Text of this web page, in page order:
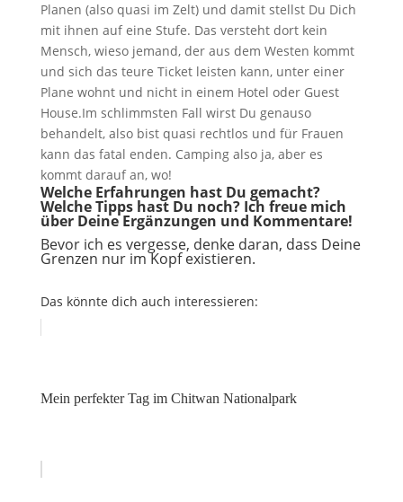
Planen (also quasi im Zelt) und damit stellst Du Dich
mit ihnen auf eine Stufe. Das versteht dort kein
Mensch, wieso jemand, der aus dem Westen kommt
und sich das teure Ticket leisten kann, unter einer
Plane wohnt und nicht in einem Hotel oder Guest
House.Im schlimmsten Fall wirst Du genauso
behandelt, also bist quasi rechtlos und für Frauen
kann das fatal enden. Camping also ja, aber es
kommt darauf an, wo!
Welche Erfahrungen hast Du gemacht?
Welche Tipps hast Du noch? Ich freue mich
über Deine Ergänzungen und Kommentare!
Bevor ich es vergesse, denke daran, dass Deine
Grenzen nur im Kopf existieren.
Das könnte dich auch interessieren:
Mein perfekter Tag im Chitwan Nationalpark